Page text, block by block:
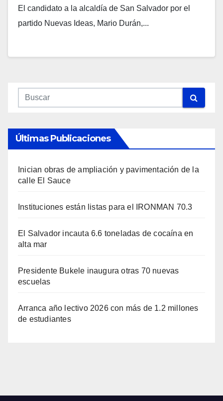
El candidato a la alcaldía de San Salvador por el
partido Nuevas Ideas, Mario Durán,...
Últimas Publicaciones
Inician obras de ampliación y pavimentación de la
calle El Sauce
Instituciones están listas para el IRONMAN 70.3
El Salvador incauta 6.6 toneladas de cocaína en
alta mar
Presidente Bukele inaugura otras 70 nuevas
escuelas
Arranca año lectivo 2026 con más de 1.2 millones
de estudiantes